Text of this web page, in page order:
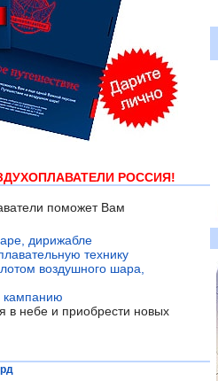
РОССИЯ!
поможет Вам
дирижабле
технику
воздушного шара,
кампанию
в небе и приобрести новых